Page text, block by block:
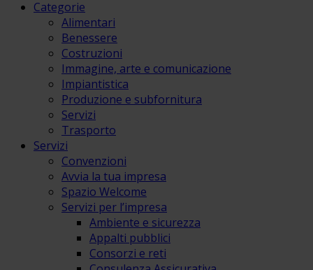
Categorie
Alimentari
Benessere
Costruzioni
Immagine, arte e comunicazione
Impiantistica
Produzione e subfornitura
Servizi
Trasporto
Servizi
Convenzioni
Avvia la tua impresa
Spazio Welcome
Servizi per l’impresa
Ambiente e sicurezza
Appalti pubblici
Consorzi e reti